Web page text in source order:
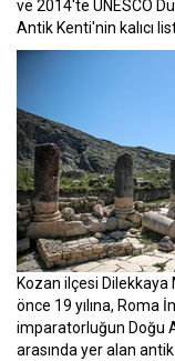
ve 2014'te UNESCO
Antik Kenti'nin kalıcı
Kozan ilçesi
önce 19 yılına,
imparatorluğun Doğu
arasında yer alan